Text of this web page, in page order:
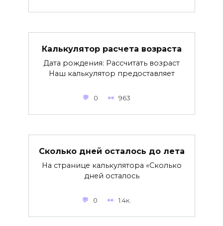
Калькулятор расчета возраста
Дата рождения: Рассчитать возраст
Наш калькулятор предоставляет
0 963
Сколько дней осталось до лета
На странице калькулятора «Сколько
дней осталось
0 1.4к.